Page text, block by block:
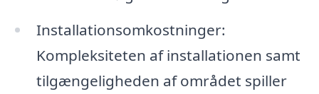
Installationsomkostninger:
Kompleksiteten af installationen samt
tilgængeligheden af området spiller